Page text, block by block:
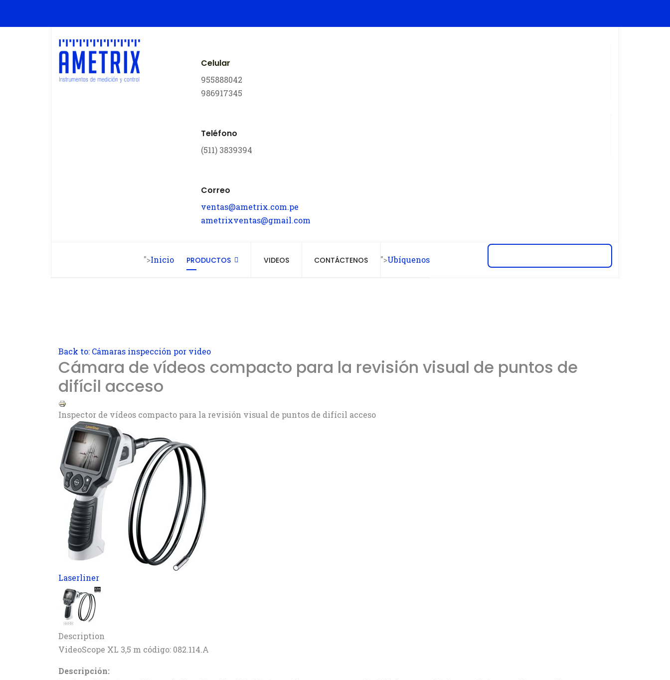
Celular
955888042
986917345
Teléfono
(511) 3839394
Correo
ventas@ametrix.com.pe
ametrixventas@gmail.com
">Inicio PRODUCTOS VIDEOS CONTÁCTENOS ">Ubíquenos
Back to: Cámaras inspección por video
Cámara de vídeos compacto para la revisión visual de puntos de
difícil acceso
Inspector de vídeos compacto para la revisión visual de puntos de difícil acceso
Laserliner
Description
VideoScope XL 3,5 m código: 082.114.A
Descripción: